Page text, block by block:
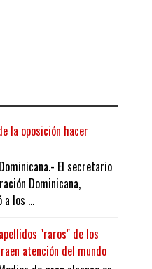
la oposición hacer
El secretario
Dominicana,
a los ...
"raros" de los
atención del mundo